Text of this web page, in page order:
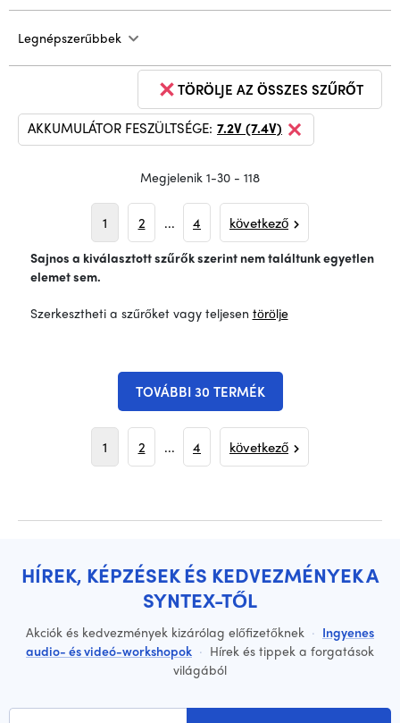
Legnépszerűbbek
TÖRÖLJE AZ ÖSSZES SZŰRŐT
AKKUMULÁTOR FESZÜLTSÉGE: 7.2V (7.4V)
Megjelenik 1-30 - 118
1 2 ... 4 következő
Sajnos a kiválasztott szűrők szerint nem találtunk egyetlen
elemet sem.
Szerkesztheti a szűrőket vagy teljesen törölje
TOVÁBBI 30 TERMÉK
1 2 ... 4 következő
HÍREK, KÉPZÉSEK ÉS KEDVEZMÉNYEK A
SYNTEX-TŐL
Akciók és kedvezmények kizárólag előfizetőknek · Ingyenes
audio- és videó-workshopok · Hírek és tippek a forgatások
világából